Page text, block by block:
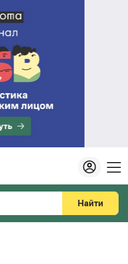
Найти